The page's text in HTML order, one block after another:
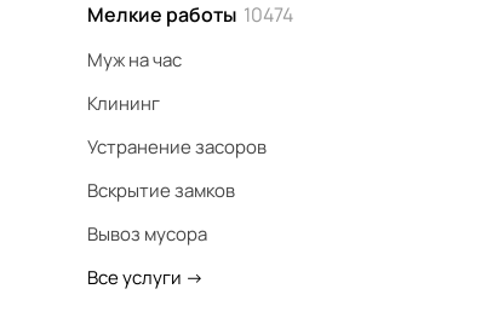
Мелкие работы 10474
Муж на час
Клининг
Устранение засоров
Вскрытие замков
Вывоз мусора
Все услуги ->